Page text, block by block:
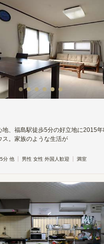
地、福島駅徒歩5分の好立地に2015
ス。家族のような生活が
分 他
男性 女性 外国人歓迎 満室